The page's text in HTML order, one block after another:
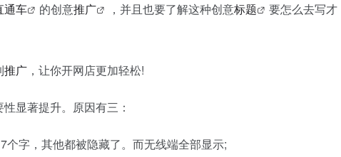
通车 的创意推广 ，并且也要了解这种创意标题
要怎么去写才
推广 ，让你开网店更加轻松!
显著提升。原因有三：
字，其他都被隐藏了。而无线端全部显示;